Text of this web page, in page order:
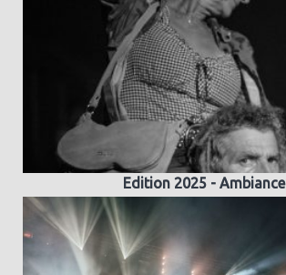
Edition 2025 - Ambiance